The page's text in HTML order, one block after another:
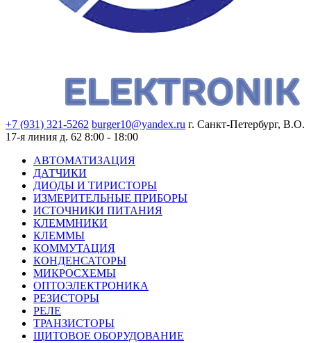
+7 (931) 321-5262 burger10@yandex.ru г. Санкт-Петербург, В.О.
17-я линия д. 62 8:00 - 18:00
АВТОМАТИЗАЦИЯ
ДАТЧИКИ
ДИОДЫ И ТИРИСТОРЫ
ИЗМЕРИТЕЛЬНЫЕ ПРИБОРЫ
ИСТОЧНИКИ ПИТАНИЯ
КЛЕММНИКИ
КЛЕММЫ
КОММУТАЦИЯ
КОНДЕНСАТОРЫ
МИКРОСХЕМЫ
ОПТОЭЛЕКТРОНИКА
РЕЗИСТОРЫ
РЕЛЕ
ТРАНЗИСТОРЫ
ЩИТОВОЕ ОБОРУДОВАНИЕ